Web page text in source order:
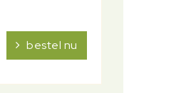
bestel nu